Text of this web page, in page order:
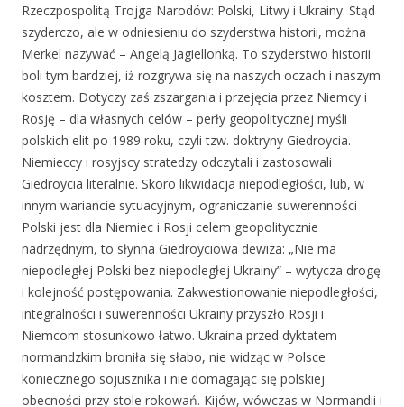
Rzeczpospolitą Trojga Narodów: Polski, Litwy i Ukrainy. Stąd
szyderczo, ale w odniesieniu do szyderstwa historii, można
Merkel nazywać – Angelą Jagiellonką. To szyderstwo historii
boli tym bardziej, iż rozgrywa się na naszych oczach i naszym
kosztem. Dotyczy zaś zszargania i przejęcia przez Niemcy i
Rosję – dla własnych celów – perły geopolitycznej myśli
polskich elit po 1989 roku, czyli tzw. doktryny Giedroycia.
Niemieccy i rosyjscy stratedzy odczytali i zastosowali
Giedroycia literalnie. Skoro likwidacja niepodległości, lub, w
innym wariancie sytuacyjnym, ograniczanie suwerenności
Polski jest dla Niemiec i Rosji celem geopolitycznie
nadrzędnym, to słynna Giedroyciowa dewiza: „Nie ma
niepodległej Polski bez niepodległej Ukrainy” – wytycza drogę
i kolejność postępowania. Zakwestionowanie niepodległości,
integralności i suwerenności Ukrainy przyszło Rosji i
Niemcom stosunkowo łatwo. Ukraina przed dyktatem
normandzkim broniła się słabo, nie widząc w Polsce
koniecznego sojusznika i nie domagając się polskiej
obecności przy stole rokowań. Kijów, wówczas w Normandii i